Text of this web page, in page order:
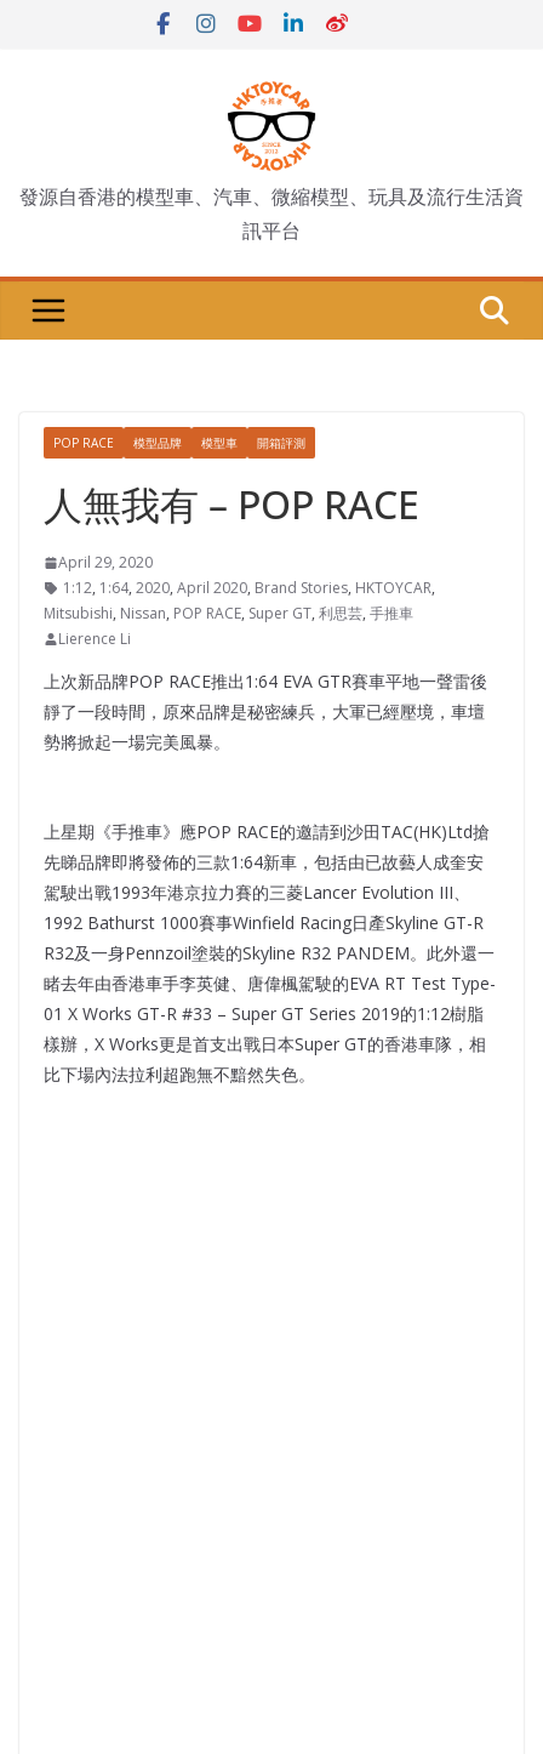
發源自香港的模型車、汽車、微縮模型、玩具及流行生活資
訊平台
POP RACE 模型品牌 模型車 開箱評測
人無我有 – POP RACE
April 29, 2020
1:12, 1:64, 2020, April 2020, Brand Stories, HKTOYCAR,
Mitsubishi, Nissan, POP RACE, Super GT, 利思芸, 手推車
Lierence Li
上次新品牌POP RACE推出1:64 EVA GTR賽車平地一聲雷後
靜了一段時間，原來品牌是秘密練兵，大軍已經壓境，車壇
勢將掀起一場完美風暴。
上星期《手推車》應POP RACE的邀請到沙田TAC(HK)Ltd搶
先睇品牌即將發佈的三款1:64新車，包括由已故藝人成奎安
駕駛出戰1993年港京拉力賽的三菱Lancer Evolution III、
1992 Bathurst 1000賽事Winfield Racing日產Skyline GT-R
R32及一身Pennzoil塗裝的Skyline R32 PANDEM。此外還一
睹去年由香港車手李英健、唐偉楓駕駛的EVA RT Test Type-
01 X Works GT-R #33 – Super GT Series 2019的1:12樹脂
樣辦，X Works更是首支出戰日本Super GT的香港車隊，相
比下場內法拉利超跑無不黯然失色。